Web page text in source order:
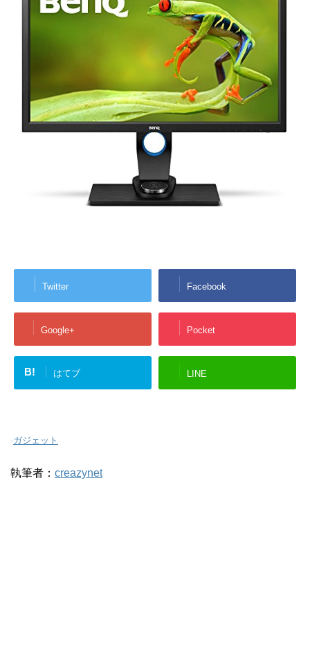
Twitter Facebook
Google+ Pocket
B! はてブ LINE
-ガジェット
執筆者： creazynet